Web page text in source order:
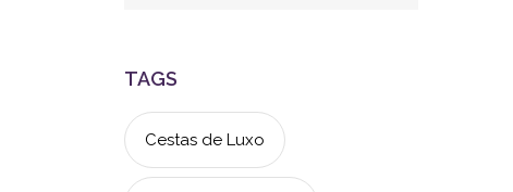
TAGS
Cestas de Luxo